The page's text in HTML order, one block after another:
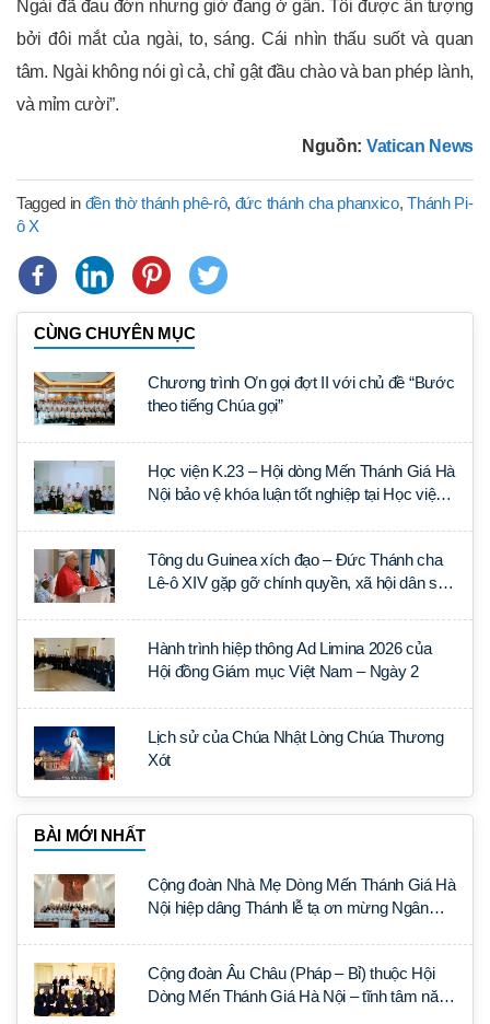
Ngài đã đau đớn nhưng giờ đang ở gần. Tôi được ấn tượng
bởi đôi mắt của ngài, to, sáng. Cái nhìn thấu suốt và quan
tâm. Ngài không nói gì cả, chỉ gật đầu chào và ban phép lành,
và mỉm cười”.
Nguồn: Vatican News
Tagged in đền thờ thánh phê-rô, đức thánh cha phanxico,Thánh Pi-
ô X
CÙNG CHUYÊN MỤC
Chương trình Ơn gọi đợt II với chủ đề “Bước
theo tiếng Chúa gọi”
Học viện K.23 – Hội dòng Mến Thánh Giá Hà
Nội bảo vệ khóa luận tốt nghiệp tại Học viện
Tông du Guinea xích đạo – Đức Thánh cha
Lê-ô XIV gặp gỡ chính quyền, xã hội dân sự
Hành trình hiệp thông Ad Limina 2026 của
Hội đồng Giám mục Việt Nam – Ngày 2
Lịch sử của Chúa Nhật Lòng Chúa Thương
Xót
BÀI MỚI NHẤT
Cộng đoàn Nhà Mẹ Dòng Mến Thánh Giá Hà
Nội hiệp dâng Thánh lễ tạ ơn mừng Ngân
Cộng đoàn Âu Châu (Pháp – Bỉ) thuộc Hội
Dòng Mến Thánh Giá Hà Nội – tĩnh tâm năm